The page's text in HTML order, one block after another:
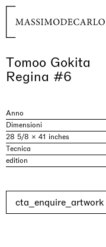
Tomoo Gokita
Regina #6
Anno
Dimensioni
28 5/8 × 41 inches
Tecnica
edition
cta_enquire_artwork